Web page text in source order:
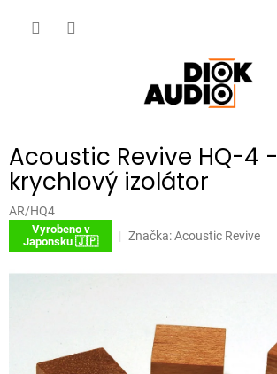
Acoustic Revive HQ-4 -
krychlový izolátor
AR/HQ4
Vyrobeno v
Japonsku 🇯🇵
Značka:Acoustic Revive